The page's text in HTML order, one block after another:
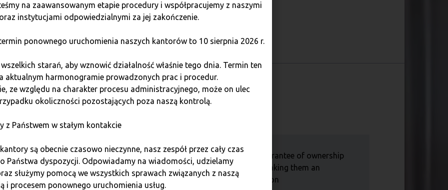
EXPLORE THE DETAILS
Why cryptocurrency trading?
affordable,
to any
in the world
They provide a 100% guarantee of ownership
for your stored funds, making them an
excellent investment option
na zaawansowanym etapie procedury i współpracujemy z naszymi
instytucjami odpowiedzialnymi za jej zakończenie.
ponownego uruchomienia naszych kantorów to 10 sierpnia 2026 r.
starań, aby wznowić działalność właśnie tego dnia. Termin ten
aktualnym harmonogramie prowadzonych prac i procedur.
ze względu na charakter procesu administracyjnego, może on ulec
okoliczności pozostających poza naszą kontrolą.
z Państwem w stałym kontakcie
są obecnie czasowo nieczynne, nasz zespół przez cały czas
Państwa dyspozycji. Odpowiadamy na wiadomości, udzielamy
służymy pomocą we wszystkich sprawach związanych z naszą
i procesem ponownego uruchomienia usług.